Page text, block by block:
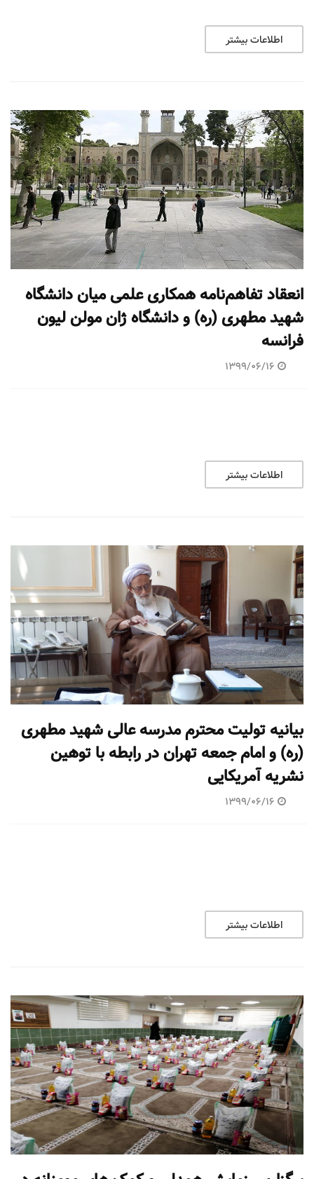
اطلاعات بیشتر
انعقاد تفاهم‌نامه همکاری‌ علمی میان دانشگاه
شهید مطهری (ره) و دانشگاه ژان مولن لیون
فرانسه
1399/06/16
اطلاعات بیشتر
بیانیه تولیت محترم مدرسه عالی شهید مطهری
(ره) و امام جمعه تهران در رابطه با توهین
نشریه آمریکایی
1399/06/16
اطلاعات بیشتر